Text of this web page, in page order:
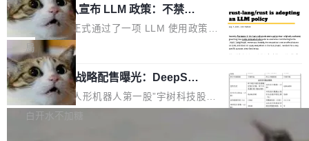
配、功耗与稳定性调优、兼容性测评及统一互联
等内容展开系统讲解和实战交流，帮助企业进一
步了解开源鸿蒙在智能...
Hub 员工 kdaigle 在 HN 讨论中贴出了一组数
据：2025 年全年 10 亿次 commit。现在，每周
2.75 亿次，全年预计 140 亿次。GitHub...
ontinual Harness。在 ARC-AGI 3 基准测试
上，Prime Agent + Opus 5 的组合达到了 95.
5% RHAE Best@1，超过了 ARC 报告的人类专
家基线 95.4%。 不是又一个 coding agent 包装
器 Prime Agent 的架构和市面上大多数 coding
agent 有本质区别。大多数 agent harness 的设
计是基于早期模型的能力—...
Rust 项目团队宣布 LLM 政策：不禁
止，但你要承认哪些代码不是你写的
Rust 语言项目正式通过了一项 LLM 使用政策，
覆盖 rust-lang/rust 单一仓库的代码贡献。这不
是项目级别的官方立场，目前由五个团队采纳，
但它可能是主流开源项目中关于 AI 辅助贡献最
细致的一份规则。 政策的核心只有一句话：LLM
可以用来分析、提炼、审阅、建议，但不能用来
局
宇树科技 IPO 战略配售曝光：DeepSe
ek 获配 93.3 万股，锁定 36 个月
8月6日晚间，“人形机器人第一股”宇树科技股份
有限公司披露IPO发行价格及战略配售结果，杭
白开水不加糖